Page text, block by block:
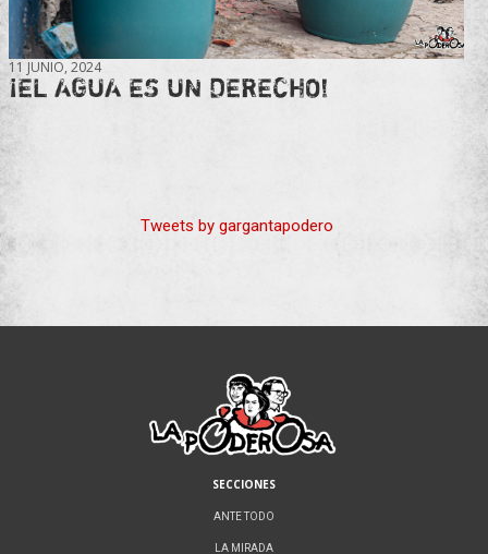
11 JUNIO, 2024
¡EL AGUA ES UN DERECHO!
Tweets by gargantapodero
SECCIONES
ANTE TODO
LA MIRADA